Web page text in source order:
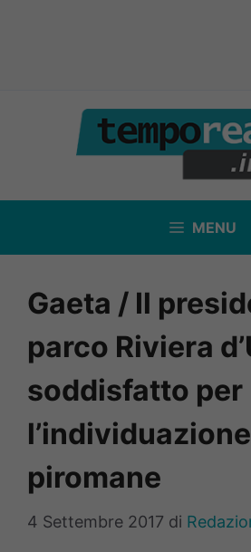
contenuto
MENU
Gaeta / Il
parco Riviera
soddisfatto per
piromane
4 Settembre 2017 di